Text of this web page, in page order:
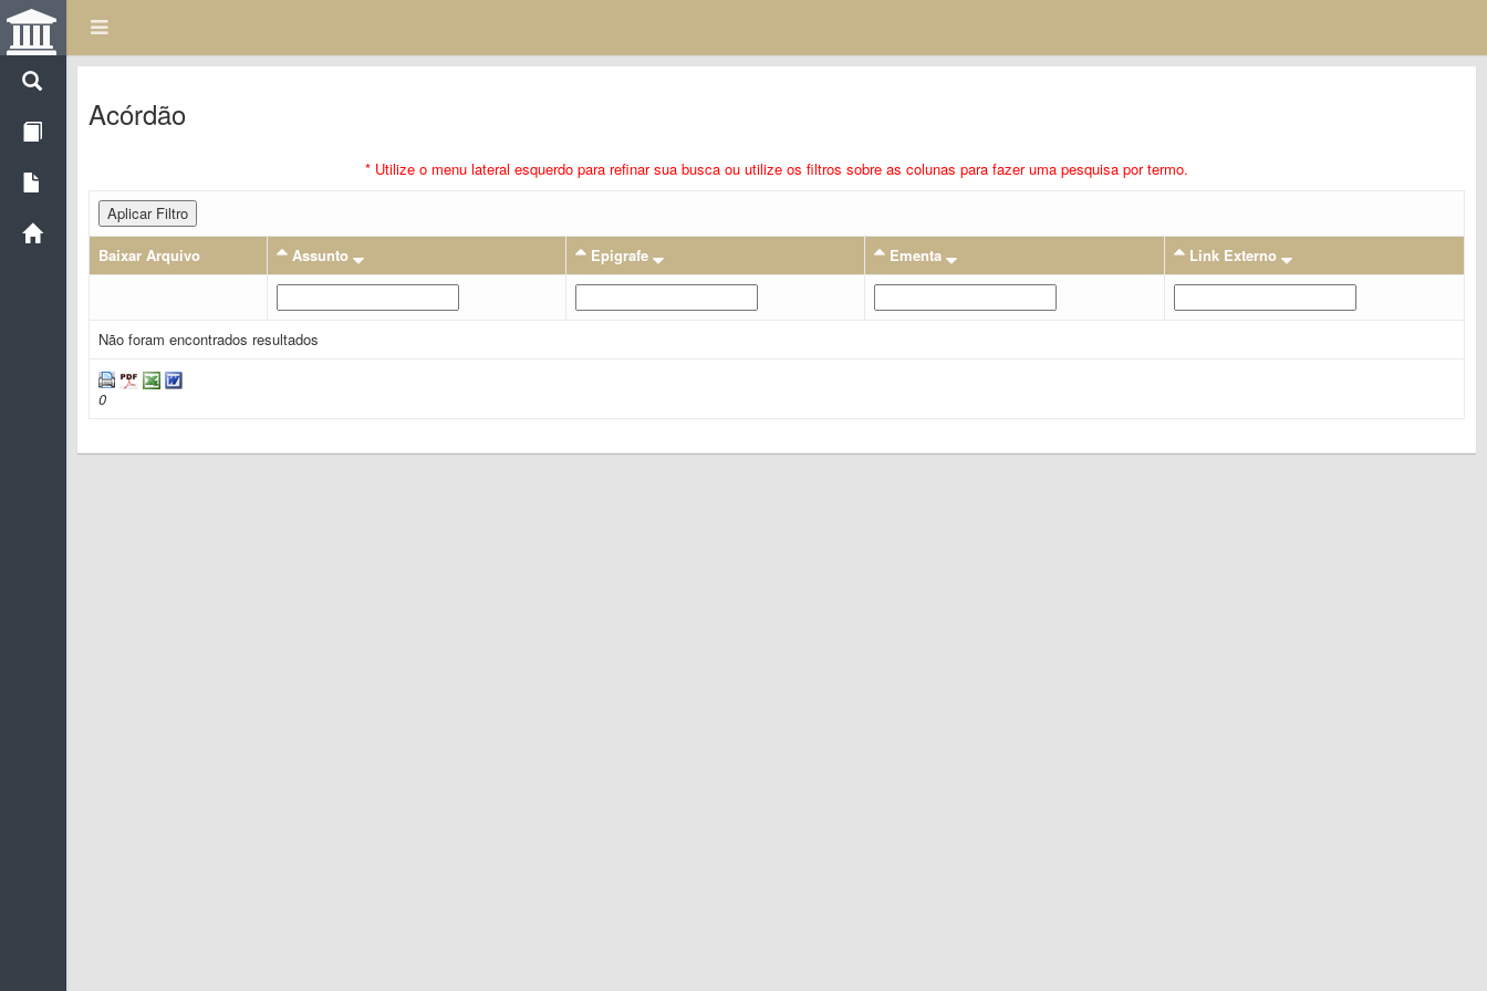
Acórdão
* Utilize o menu lateral esquerdo para refinar sua busca ou utilize os filtros sobre as colunas para fazer uma pesquisa por termo.
Aplicar Filtro
Baixar Arquivo
Assunto Epigrafe Ementa Link Externo
Não foram encontrados resultados
0